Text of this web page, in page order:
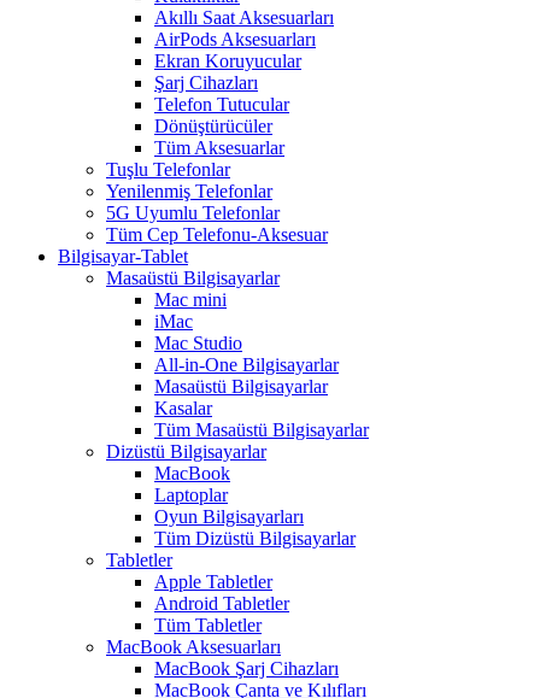
Akıllı Saat Aksesuarları
AirPods Aksesuarları
Ekran Koruyucular
Şarj Cihazları
Telefon Tutucular
Dönüştürücüler
Tüm Aksesuarlar
Tuşlu Telefonlar
Yenilenmiş Telefonlar
5G Uyumlu Telefonlar
Tüm Cep Telefonu-Aksesuar
Bilgisayar-Tablet
Masaüstü Bilgisayarlar
Mac mini
iMac
Mac Studio
All-in-One Bilgisayarlar
Masaüstü Bilgisayarlar
Kasalar
Tüm Masaüstü Bilgisayarlar
Dizüstü Bilgisayarlar
MacBook
Laptoplar
Oyun Bilgisayarları
Tüm Dizüstü Bilgisayarlar
Tabletler
Apple Tabletler
Android Tabletler
Tüm Tabletler
MacBook Aksesuarları
MacBook Şarj Cihazları
MacBook Çanta ve Kılıfları